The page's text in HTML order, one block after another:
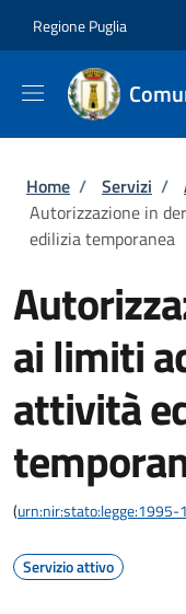
Regione Puglia
Briciole di
Home / Servizi /
Autorizzazione in
edilizia temporanea
ai limiti
attività
(
Servizio attivo